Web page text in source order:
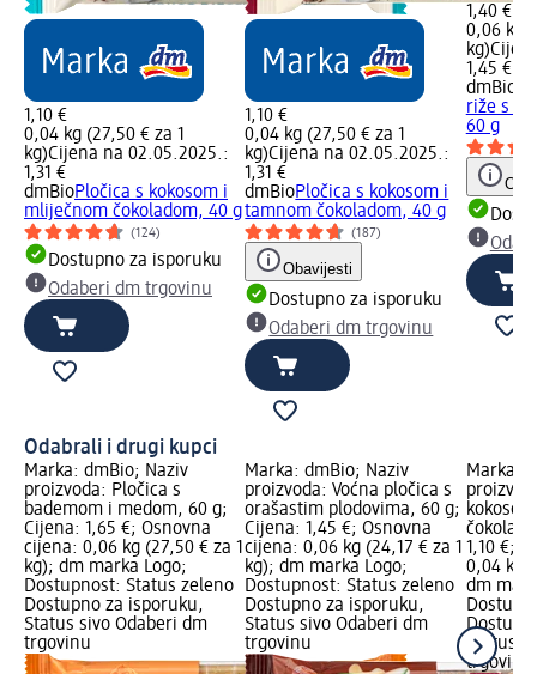
1,10 €
0,04 kg (27,50 € za 1
kg)Cijena na 02.05.2025.:
1,31 €
dmBioPločica s kokosom i
mliječnom čokoladom, 40 g
(124)
Dostupno za isporuku
Odaberi dm trgovinu
1,10 €
0,04 kg (27,50 € za 1
kg)Cijena na 02.05.2025.:
1,31 €
dmBioPločica s kokosom i
tamnom čokoladom, 40 g
(187)
Obavijesti
Dostupno za isporuku
Odaberi dm trgovinu
1,40 €
0,06 kg
kg)
1,45 €
dmBio
riže s
60 g
Odabrali i drugi kupci
Marka: dmBio; Naziv
proizvoda: Pločica s
bademom i medom, 60 g;
Cijena: 1,65 €; Osnovna
cijena: 0,06 kg (27,50 € za 1
kg); dm marka Logo;
Dostupnost: Status zeleno
Dostupno za isporuku,
Status sivo Odaberi dm
trgovinu
Marka: dmBio; Naziv
proizvoda: Voćna pločica s
orašastim plodovima, 60 g;
Cijena: 1,45 €; Osnovna
cijena: 0,06 kg (24,17 € za 1
kg); dm marka Logo;
Dostupnost: Status zeleno
Dostupno za isporuku,
Status sivo Odaberi dm
trgovinu
Marka:
1,10 €;
0,04 kg
dm
Status
trgovinu